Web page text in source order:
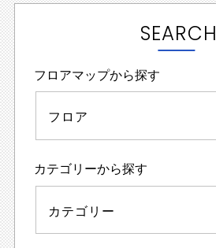
SEARCH
フロアマップから探す
フロア
カテゴリーから探す
カテゴリー